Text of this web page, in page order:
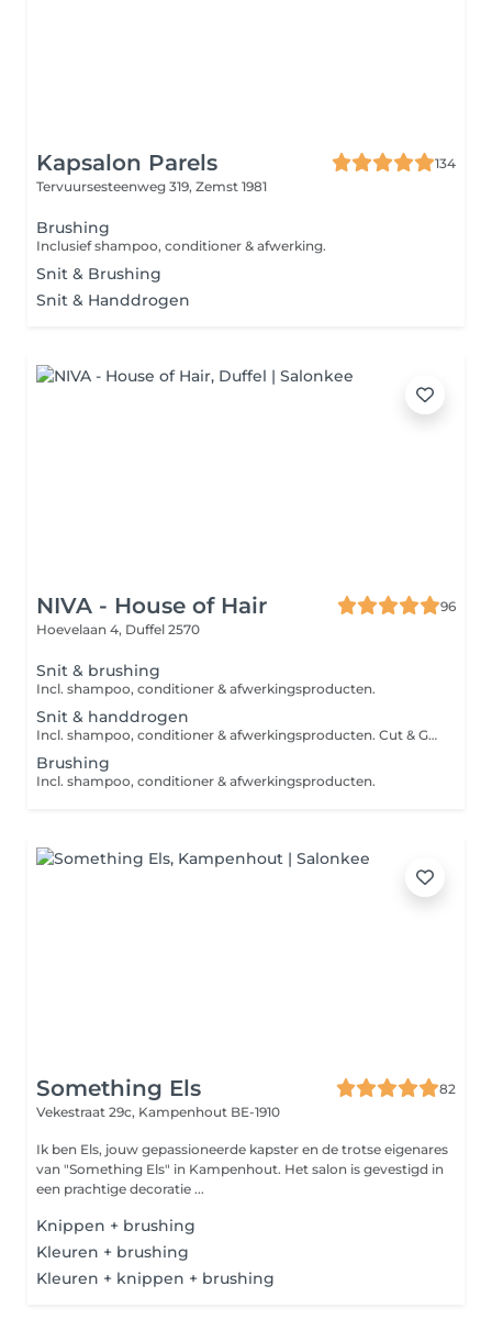
Kapsalon Parels
134
Tervuursesteenweg 319, Zemst 1981
Brushing
Inclusief shampoo, conditioner & afwerking.
Snit & Brushing
Snit & Handdrogen
NIVA - House of Hair
96
Hoevelaan 4, Duffel 2570
Snit & brushing
Incl. shampoo, conditioner & afwerkingsproducten.
Snit & handdrogen
Incl. shampoo, conditioner & afwerkingsproducten. Cut & Go is beschikbaar voor mensen met krullen/kort haar zonder handdrogen.
Brushing
Incl. shampoo, conditioner & afwerkingsproducten.
Something Els
82
Vekestraat 29c, Kampenhout BE-1910
Ik ben Els, jouw gepassioneerde kapster en de trotse eigenares
van "Something Els" in Kampenhout. Het salon is gevestigd in
een prachtige decoratie ...
Knippen + brushing
Kleuren + brushing
Kleuren + knippen + brushing